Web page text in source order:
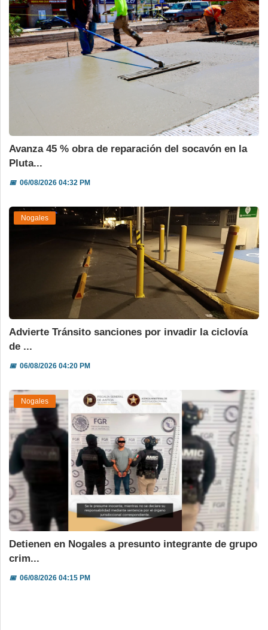
Avanza 45 % obra de reparación del socavón en la
Pluta...
📅06/08/2026 04:32 PM
Nogales
Advierte Tránsito sanciones por invadir la ciclovía
de ...
📅06/08/2026 04:20 PM
Nogales
Detienen en Nogales a presunto integrante de grupo
crim...
📅06/08/2026 04:15 PM